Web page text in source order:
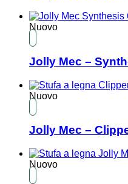
Nuovo
Jolly Mec –
Nuovo
Jolly Mec –
Nuovo